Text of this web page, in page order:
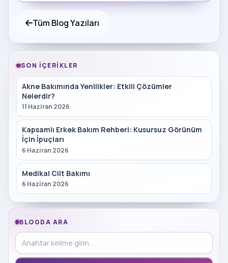
Tüm Blog Yazıları
SON İÇERIKLER
Akne Bakımında Yenilikler: Etkili Çözümler
Nelerdir?
11 Haziran 2026
Kapsamlı Erkek Bakım Rehberi: Kusursuz Görünüm
İçin İpuçları
6 Haziran 2026
Medikal Cilt Bakımı
6 Haziran 2026
BLOGDA ARA
Blog içinde ara